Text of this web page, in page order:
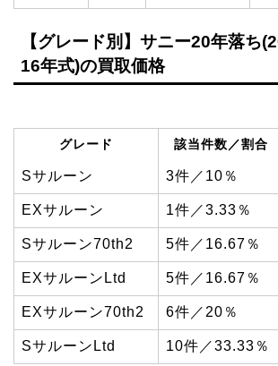
【グレード別】サニー20年落ち
16年式)の買取価格
グレード 該当件数／割合
Sサルーン 3件／10％
EXサルーン 1件／3.33％
Sサルーン70th2 5件／16.67％
EXサルーンLtd 5件／16.67％
EXサルーン70th2 6件／20％
SサルーンLtd 10件／33.33％